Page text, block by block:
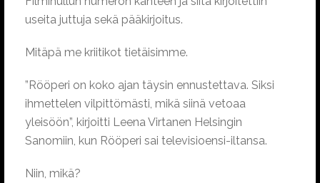
useita juttuja sekä pääkirjoitus.
Mitäpä me kriitikot tietäisimme.
”Rööperi on koko ajan täysin ennustettava. Siksi
ihmettelen vilpittömästi, mikä siinä vetoaa
yleisöön”, kirjoitti Leena Virtanen Helsingin
Sanomiin, kun Rööperi sai televisioensi-iltansa.
Niin, mikä?